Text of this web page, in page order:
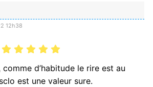
12h38
d’habitude le rire est au
est une valeur sure.